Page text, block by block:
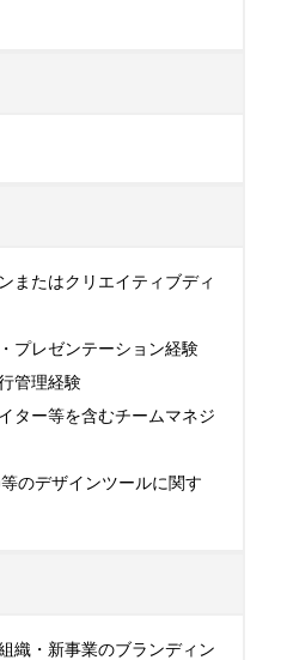
またはクリエイティブディ
プレゼンテーション経験
管理経験
ター等を含むチームマネジ
のデザインツールに関す
織・新事業のブランディン